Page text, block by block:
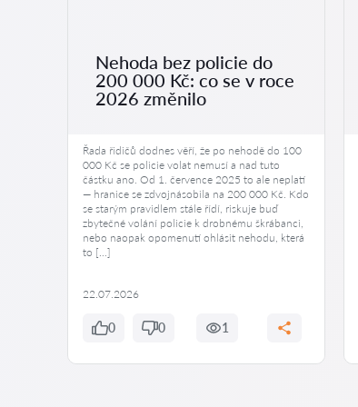
Nehoda bez policie do
200 000 Kč: co se v roce
2026 změnilo
Řada řidičů dodnes věří, že po nehodě do 100
000 Kč se policie volat nemusí a nad tuto
částku ano. Od 1. července 2025 to ale neplatí
— hranice se zdvojnásobila na 200 000 Kč. Kdo
se starým pravidlem stále řídí, riskuje buď
zbytečné volání policie k drobnému škrábanci,
nebo naopak opomenutí ohlásit nehodu, která
to […]
22.07.2026
0 0 1